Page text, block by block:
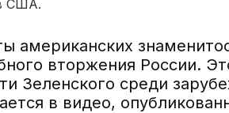
США.
американских
вторжения России.
Зеленского среди
в видео,